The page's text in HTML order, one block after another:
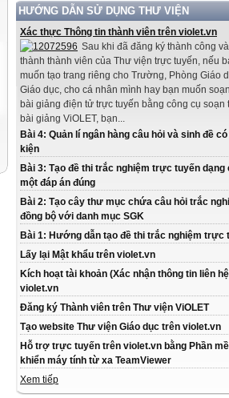
HƯỚNG DẪN SỬ DỤNG THƯ VIỆN
Xác thực Thông tin thành viên trên violet.vn
Sau khi đã đăng ký thành công
thành thành viên của Thư viện trực tuyến, nếu
muốn tạo trang riêng cho Trường, Phòng Giáo
Giáo dục, cho cá nhân mình hay bạn muốn
bài giảng điện tử trực tuyến bằng công cụ soạn
bài giảng ViOLET, bạn...
Bài 4: Quản lí ngân hàng câu hỏi và sinh đề
kiện
Bài 3: Tạo đề thi trắc nghiệm trực tuyến dạng
một đáp án đúng
Bài 2: Tạo cây thư mục chứa câu hỏi trắc
đồng bộ với danh mục SGK
Bài 1: Hướng dẫn tạo đề thi trắc nghiệm trực
Lấy lại Mật khẩu trên violet.vn
Kích hoạt tài khoản (Xác nhận thông tin liên
violet.vn
Đăng ký Thành viên trên Thư viện ViOLET
Tạo website Thư viện Giáo dục trên violet.vn
Hỗ trợ trực tuyến trên violet.vn bằng Phần
khiển máy tính từ xa TeamViewer
Xem tiếp